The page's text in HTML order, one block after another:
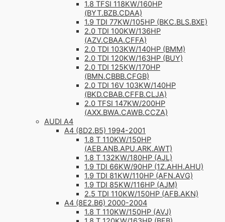
1.8 TFSI 118KW/160HP
(BYT.BZB.CDAA)
1.9 TDI 77KW/105HP (BKC.BLS.BXE)
2.0 TDI 100KW/136HP
(AZV.CBAA.CFFA)
2.0 TDI 103KW/140HP (BMM)
2.0 TDI 120KW/163HP (BUY)
2.0 TDI 125KW/170HP
(BMN.CBBB.CFGB)
2.0 TDI 16V 103KW/140HP
(BKD.CBAB.CFFB.CLJA)
2.0 TFSI 147KW/200HP
(AXX.BWA.CAWB.CCZA)
AUDI A4
A4 (8D2.B5) 1994-2001
1.8 T 110KW/150HP
(AEB.ANB.APU.ARK.AWT)
1.8 T 132KW/180HP (AJL)
1.9 TDI 66KW/90HP (1Z.AHH.AHU)
1.9 TDI 81KW/110HP (AFN.AVG)
1.9 TDI 85KW/116HP (AJM)
2.5 TDI 110KW/150HP (AFB.AKN)
A4 (8E2.B6) 2000-2004
1.8 T 110KW/150HP (AVJ)